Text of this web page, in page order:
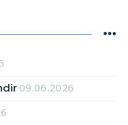
09.06.2026